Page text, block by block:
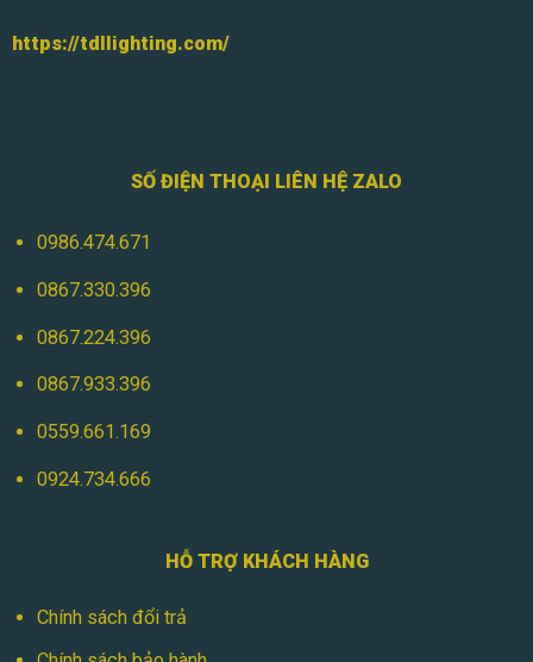
https://tdllighting.com/
SỐ ĐIỆN THOẠI LIÊN HỆ ZALO
0986.474.671
0867.330.396
0867.224.396
0867.933.396
0559.661.169
0924.734.666
HỖ TRỢ KHÁCH HÀNG
Chính sách đổi trả